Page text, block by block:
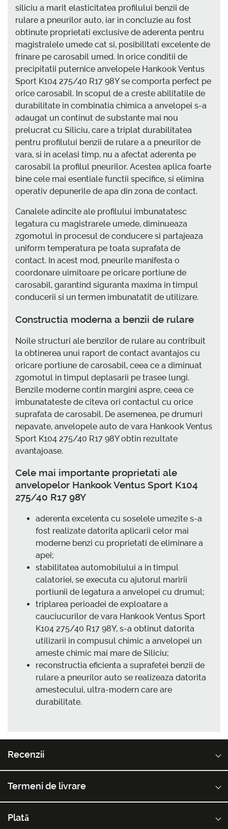
siliciu a marit elasticitatea profilului benzii de
rulare a pneurilor auto, iar in concluzie au fost
obtinute proprietati exclusive de aderenta pentru
magistralele umede cat si, posibilitati excelente de
frinare pe carosabil umed. In orice conditii de
precipitatii puternice anvelopele Hankook Ventus
Sport K104 275/40 R17 98Y se comporta perfect pe
orice carosabil. In scopul de a creste abilitatile de
durabilitate in combinatia chimica a anvelopei s-a
adaugat un continut de substante mai nou
prelucrat cu Siliciu, care a triplat durabilitatea
pentru profilului benzii de rulare a a pneurilor de
vara, si in acelasi timp, nu a afectat aderenta pe
carosabil la profilul pneurilor. Acestea aplica foarte
bine cele mai esentiale functii specifice, si elimina
operativ depunerile de apa din zona de contact.
Canalele adincite ale profilului imbunatatesc
legatura cu magistrarele umede, diminueaza
zgomotul in procesul de conducere si partajeaza
uniform temperatura pe toata suprafata de
contact. In acest mod, pneurile manifesta o
coordonare uimitoare pe oricare portiune de
carosabil, garantind siguranta maxima in timpul
conducerii si un termen imbunatatit de utilizare.
Constructia moderna a benzii de rulare
Noile structuri ale benzilor de rulare au contribuit
la obtinerea unui raport de contact avantajos cu
oricare portiune de carosabil, ceea ce a diminuat
zgomotul in timpul deplasarii pe trasee lungi.
Benzile moderne contin margini aspre, ceea ce
imbunatateste de citeva ori contactul cu orice
suprafata de carosabil. De asemenea, pe drumuri
nepavate, anvelopele auto de vara Hankook Ventus
Sport K104 275/40 R17 98Y obtin rezultate
avantajoase.
Cele mai importante proprietati ale
anvelopelor Hankook Ventus Sport K104
275/40 R17 98Y
aderenta excelenta cu soselele umezite s-a
fost realizate datorita aplicarii celor mai
moderne benzi cu proprietati de eliminare a
apei;
stabilitatea automobilului a in timpul
calatoriei, se executa cu ajutorul maririi
portiunii de legatura a anvelopei cu drumul;
triplarea perioadei de exploatare a
cauciucurilor de vara Hankook Ventus Sport
K104 275/40 R17 98Y, s-a obtinut datorita
utilizarii in compusul chimic a anvelopei un
ameste chimic mai mare de Siliciu;
reconstructia eficienta a suprafetei benzii de
rulare a pneurilor auto se realizeaza datorita
amestecului, ultra-modern care are
durabilitate.
Recenzii
Termeni de livrare
Plată